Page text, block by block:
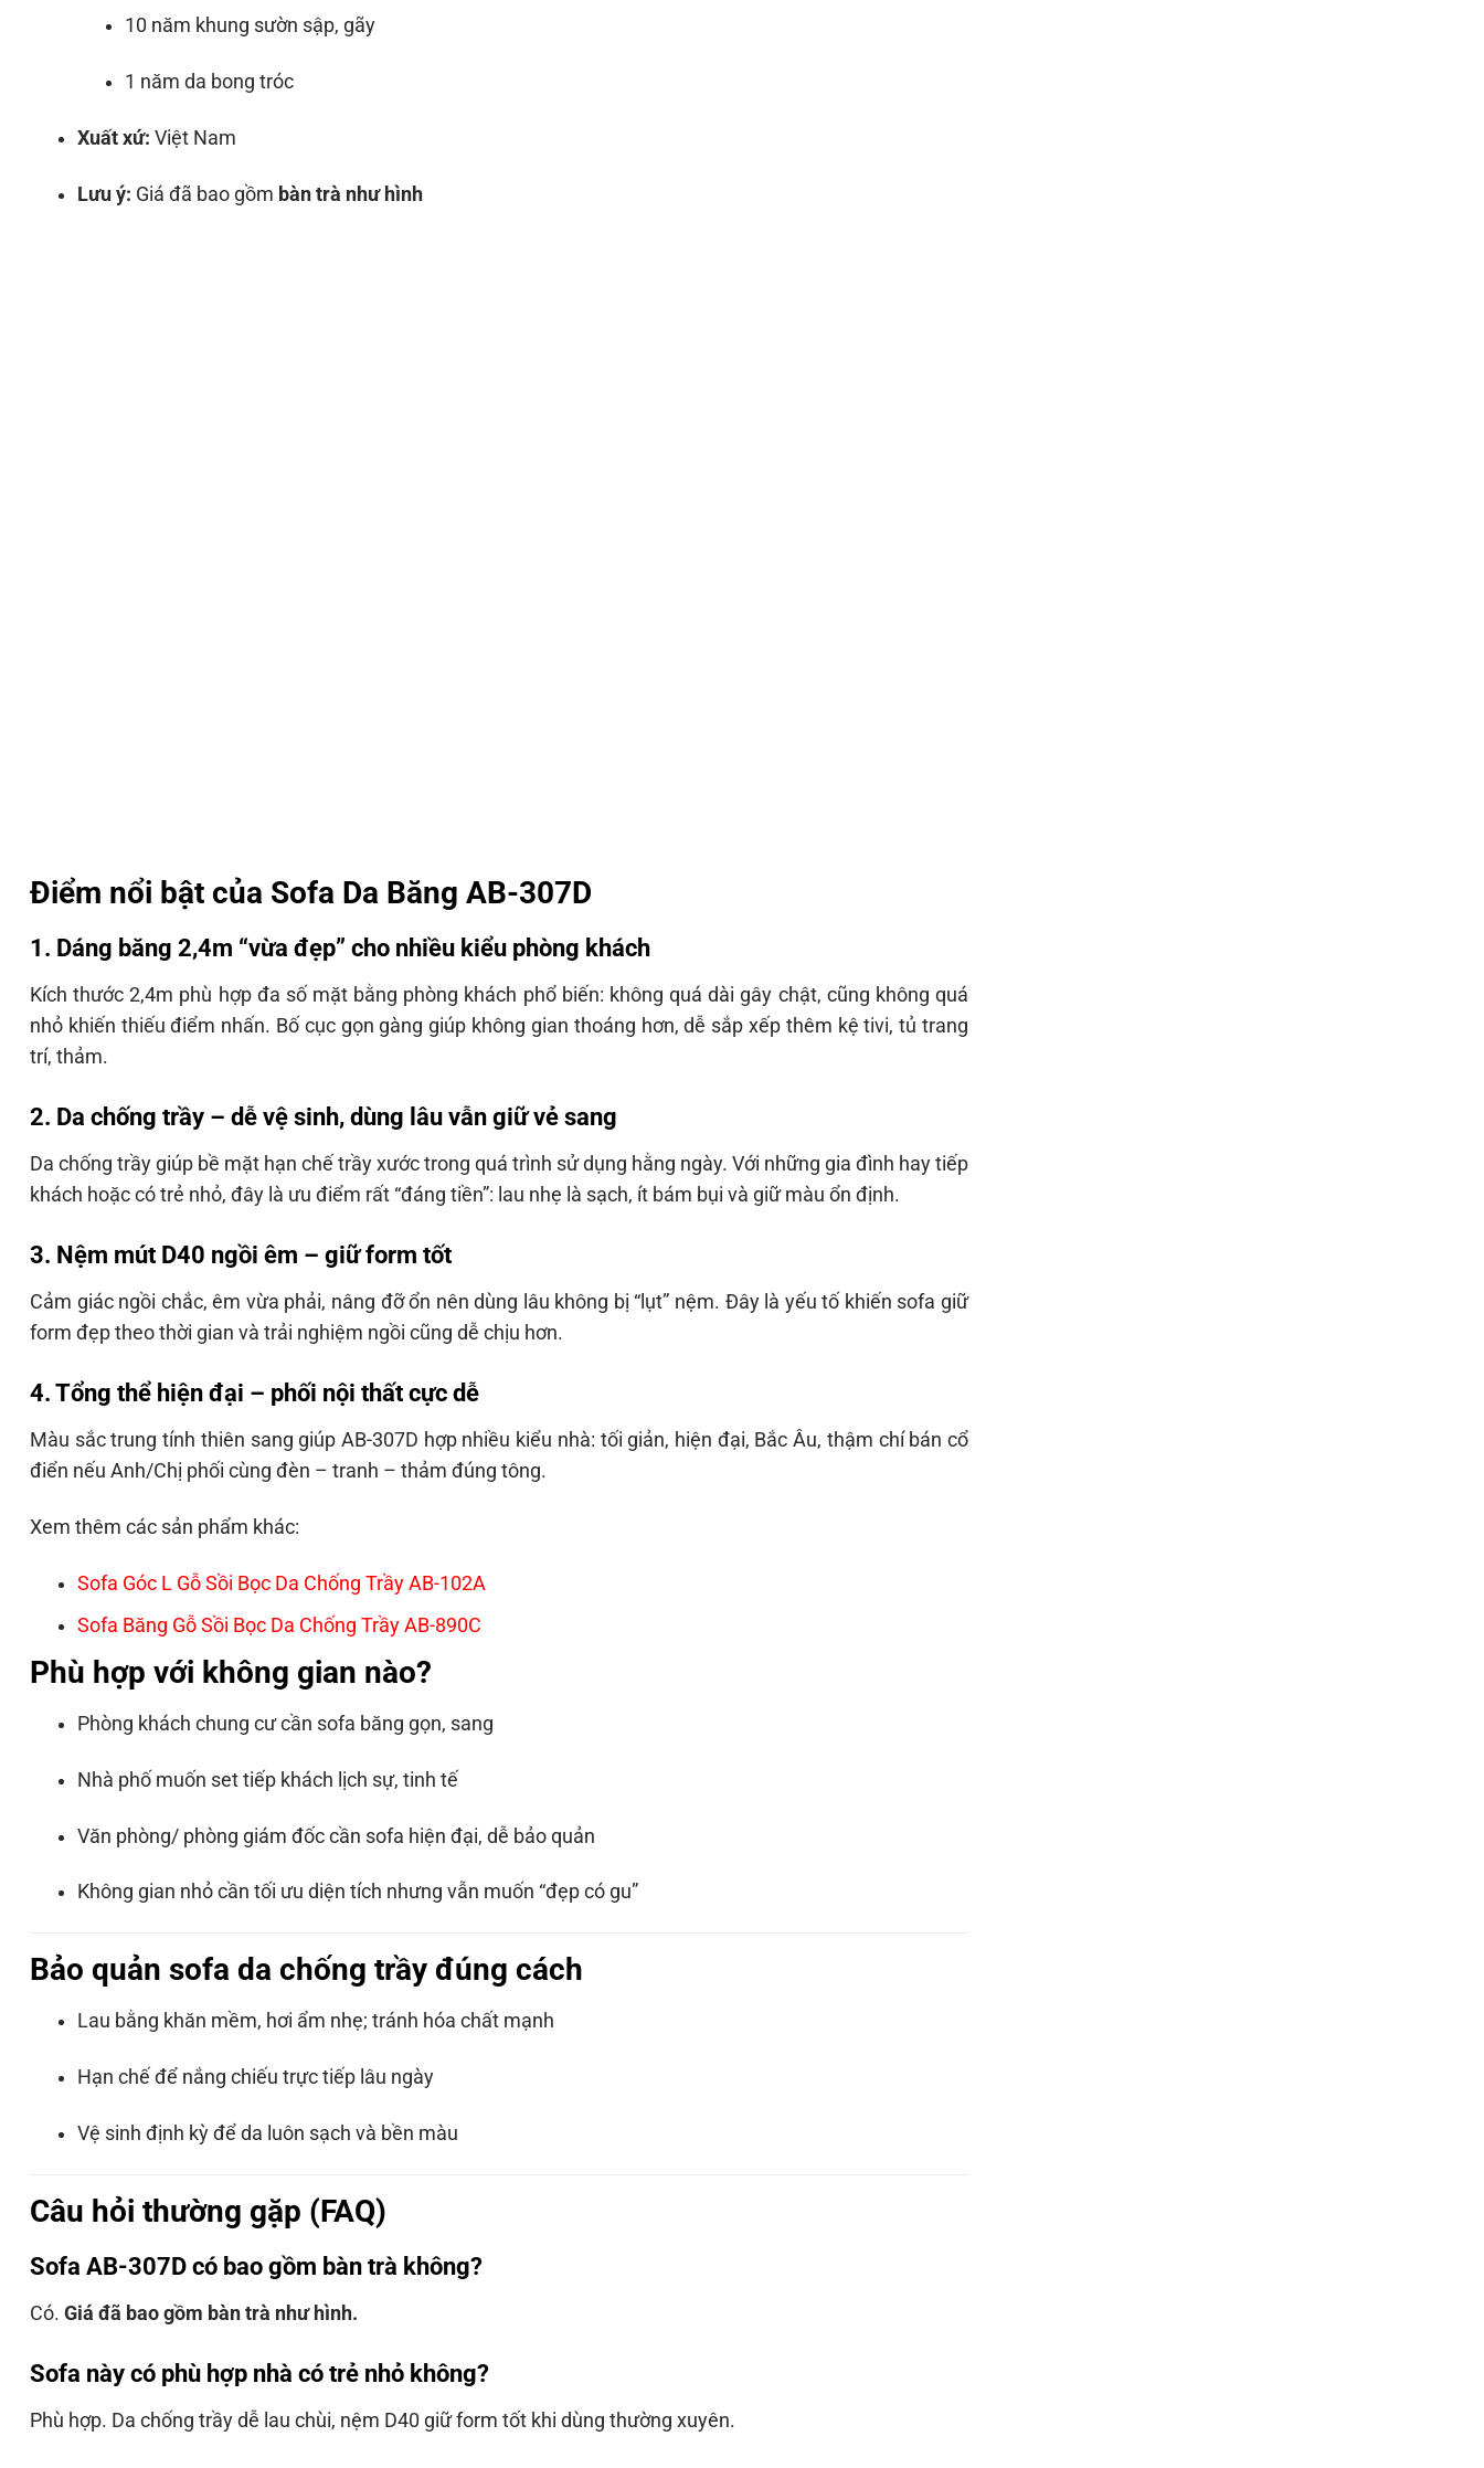
10 năm khung sườn sập, gãy
1 năm da bong tróc
Xuất xứ: Việt Nam
Lưu ý: Giá đã bao gồm bàn trà như hình
Điểm nổi bật của Sofa Da Băng AB-307D
1. Dáng băng 2,4m “vừa đẹp” cho nhiều kiểu phòng khách
Kích thước 2,4m phù hợp đa số mặt bằng phòng khách phổ biến: không quá dài gây chật, cũng không quá
nhỏ khiến thiếu điểm nhấn. Bố cục gọn gàng giúp không gian thoáng hơn, dễ sắp xếp thêm kệ tivi, tủ trang
trí, thảm.
2. Da chống trầy – dễ vệ sinh, dùng lâu vẫn giữ vẻ sang
Da chống trầy giúp bề mặt hạn chế trầy xước trong quá trình sử dụng hằng ngày. Với những gia đình hay tiếp
khách hoặc có trẻ nhỏ, đây là ưu điểm rất “đáng tiền”: lau nhẹ là sạch, ít bám bụi và giữ màu ổn định.
3. Nệm mút D40 ngồi êm – giữ form tốt
Cảm giác ngồi chắc, êm vừa phải, nâng đỡ ổn nên dùng lâu không bị “lụt” nệm. Đây là yếu tố khiến sofa giữ
form đẹp theo thời gian và trải nghiệm ngồi cũng dễ chịu hơn.
4. Tổng thể hiện đại – phối nội thất cực dễ
Màu sắc trung tính thiên sang giúp AB-307D hợp nhiều kiểu nhà: tối giản, hiện đại, Bắc Âu, thậm chí bán cổ
điển nếu Anh/Chị phối cùng đèn – tranh – thảm đúng tông.
Xem thêm các sản phẩm khác:
Sofa Góc L Gỗ Sồi Bọc Da Chống Trầy AB-102A
Sofa Băng Gỗ Sồi Bọc Da Chống Trầy AB-890C
Phù hợp với không gian nào?
Phòng khách chung cư cần sofa băng gọn, sang
Nhà phố muốn set tiếp khách lịch sự, tinh tế
Văn phòng/ phòng giám đốc cần sofa hiện đại, dễ bảo quản
Không gian nhỏ cần tối ưu diện tích nhưng vẫn muốn “đẹp có gu”
Bảo quản sofa da chống trầy đúng cách
Lau bằng khăn mềm, hơi ẩm nhẹ; tránh hóa chất mạnh
Hạn chế để nắng chiếu trực tiếp lâu ngày
Vệ sinh định kỳ để da luôn sạch và bền màu
Câu hỏi thường gặp (FAQ)
Sofa AB-307D có bao gồm bàn trà không?
Có. Giá đã bao gồm bàn trà như hình.
Sofa này có phù hợp nhà có trẻ nhỏ không?
Phù hợp. Da chống trầy dễ lau chùi, nệm D40 giữ form tốt khi dùng thường xuyên.